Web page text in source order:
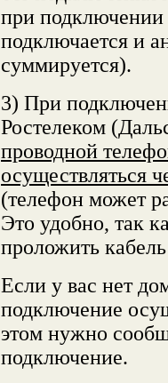
при
подключается и
суммируется).
3) При
Ростелеком
проводной
осуществляться
(телефон может
Это удобно, так
проложить
Если у вас нет
подключение
этом нужно
подключение.